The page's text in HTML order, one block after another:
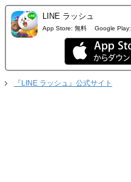
LINE ラッシュ
App Store: 無料 Google Play:
『LINE ラッシュ』公式サイト